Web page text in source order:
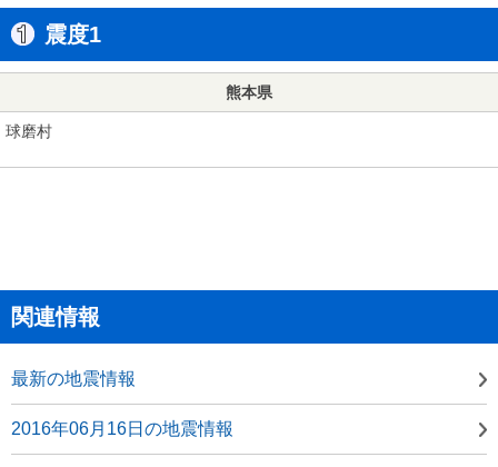
震度1
熊本県
球磨村
関連情報
最新の地震情報
2016年06月16日の地震情報